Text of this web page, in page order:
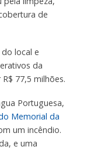
de
local e
da
77,5 milhões.
Portuguesa,
Memorial da
um incêndio.
e uma